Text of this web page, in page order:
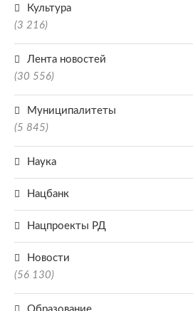
Культура
(3 216)
Лента новостей
(30 556)
Муниципалитеты
(5 845)
Наука
Нацбанк
Нацпроекты РД
Новости
(56 130)